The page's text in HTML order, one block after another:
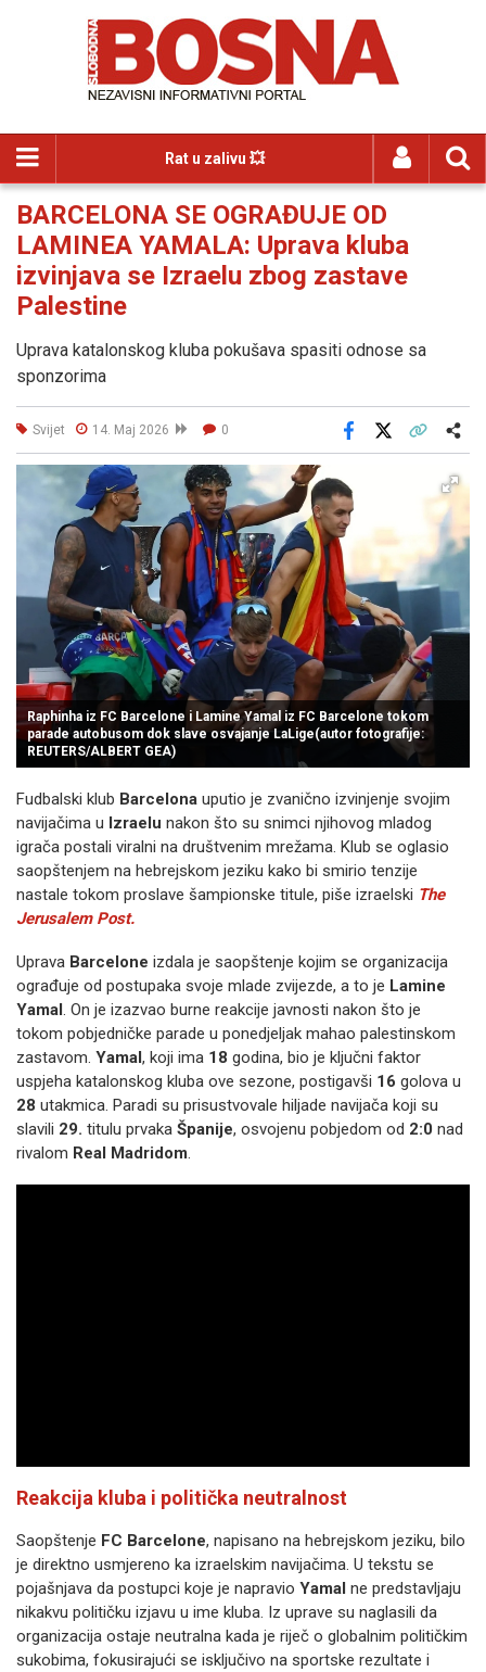
Rat u zalivu 💥
BARCELONA SE OGRAĐUJE OD
LAMINEA YAMALA: Uprava kluba
izvinjava se Izraelu zbog zastave
Palestine
Uprava katalonskog kluba pokušava spasiti odnose sa
sponzorima
Svijet 14. Maj 2026 0
Facebook
Raphinha iz FC Barcelone i Lamine Yamal iz FC Barcelone tokom
parade autobusom dok slave osvajanje LaLige(autor fotografije:
REUTERS/ALBERT GEA)
Fudbalski klub Barcelona uputio je zvanično izvinjenje svojim
navijačima u Izraelu nakon što su snimci njihovog mladog
igrača postali viralni na društvenim mrežama. Klub se oglasio
saopštenjem na hebrejskom jeziku kako bi smirio tenzije
nastale tokom proslave šampionske titule, piše izraelski The
Jerusalem Post.
Uprava Barcelone izdala je saopštenje kojim se organizacija
ograđuje od postupaka svoje mlade zvijezde, a to je Lamine
Yamal. On je izazvao burne reakcije javnosti nakon što je
tokom pobjedničke parade u ponedjeljak mahao palestinskom
zastavom. Yamal, koji ima 18 godina, bio je ključni faktor
uspjeha katalonskog kluba ove sezone, postigavši 16 golova u
28 utakmica. Paradi su prisustvovale hiljade navijača koji su
slavili 29. titulu prvaka Španije, osvojenu pobjedom od 2:0 nad
rivalom Real Madridom.
Reakcija kluba i politička neutralnost
Saopštenje FC Barcelone, napisano na hebrejskom jeziku, bilo
je direktno usmjereno ka izraelskim navijačima. U tekstu se
pojašnjava da postupci koje je napravio Yamal ne predstavljaju
nikakvu političku izjavu u ime kluba. Iz uprave su naglasili da
organizacija ostaje neutralna kada je riječ o globalnim političkim
sukobima, fokusirajući se isključivo na sportske rezultate i